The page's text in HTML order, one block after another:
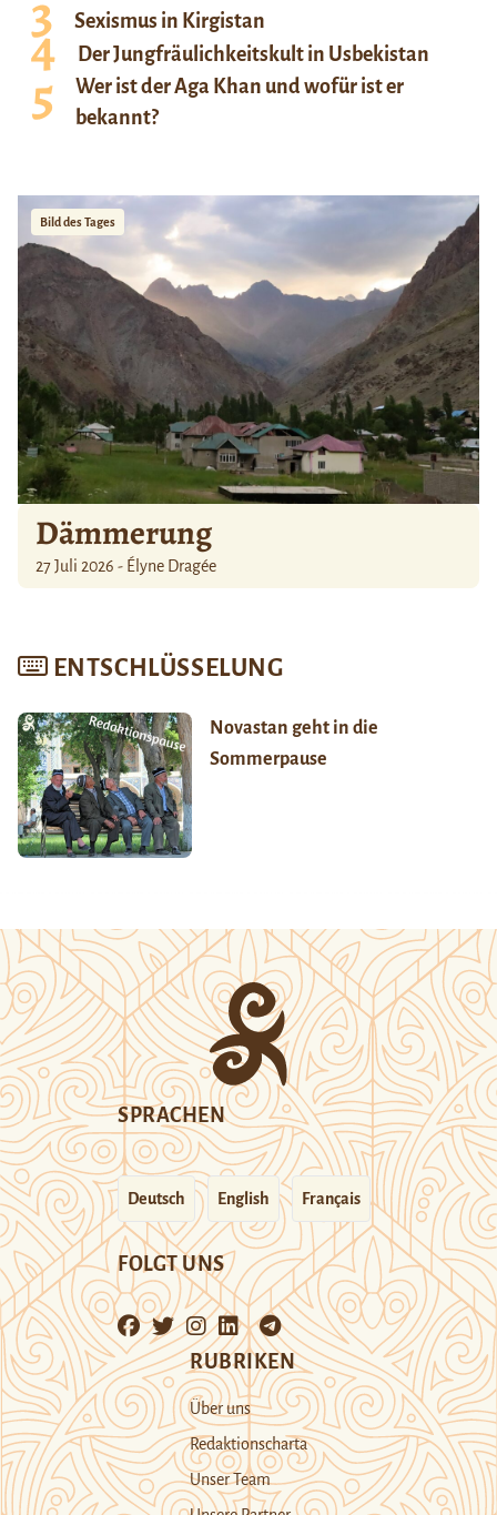
Sexismus in Kirgistan
Der Jungfräulichkeitskult in Usbekistan
Wer ist der Aga Khan und wofür ist er
bekannt?
Bild des Tages
Dämmerung
27 Juli 2026 - Élyne Dragée
ENTSCHLÜSSELUNG
Novastan geht in die
Sommerpause
SPRACHEN
Deutsch English Français
FOLGT UNS
RUBRIKEN
Über uns
Redaktionscharta
Unser Team